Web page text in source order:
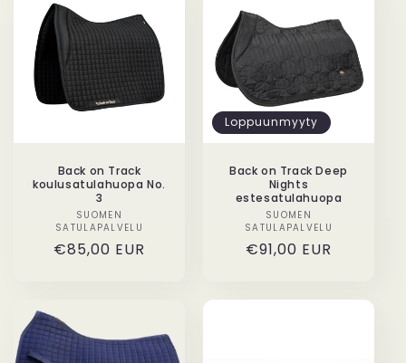
Back on Track
koulusatulahuopa No.
3
Myyjä:
SUOMEN
SATULAPALVELU
Normaalihinta
€85,00 EUR
Loppuunmyyty
Back on Track Deep
Nights
estesatulahuopa
Myyjä:
SUOMEN
SATULAPALVELU
Normaalihinta
€91,00 EUR